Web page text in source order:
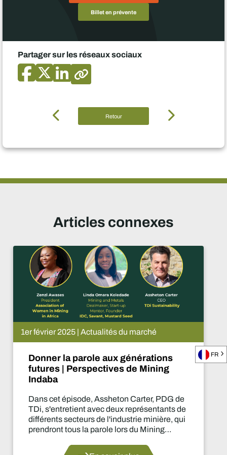
Billet en prévente
Partager sur les réseaux sociaux
Retour
Articles connexes
1er février 2025 | Actualités du marché
Donner la parole aux générations
futures | Perspectives de Mining
Indaba
Dans cet épisode, Assheton Carter, PDG de
TDi, s'entretient avec deux représentants de
différents secteurs de l'industrie minière, qui
prendront tous la parole lors du Mining
en compte des générations futures, en
FR